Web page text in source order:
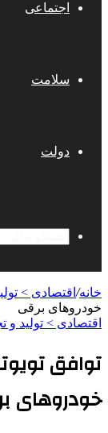
اجتماعی
سلامت
دولت
خانه/ اقتصادی >
خودروهای برقی
اقتصادی > تولید و
توافق
خودروهای